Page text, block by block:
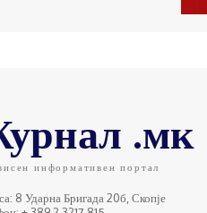
.мк
информативен портал
8 Ударна Бригада 20б, Скопје